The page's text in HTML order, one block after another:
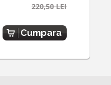
220,50 LEI
Cumpara